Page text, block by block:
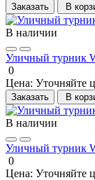
Заказать В
В наличии
Уличный турник
0
Цена: Уточняйте
Заказать В
В наличии
Уличный турник
0
Цена: Уточняйте